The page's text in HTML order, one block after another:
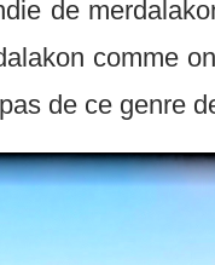
de
comme
de ce genre